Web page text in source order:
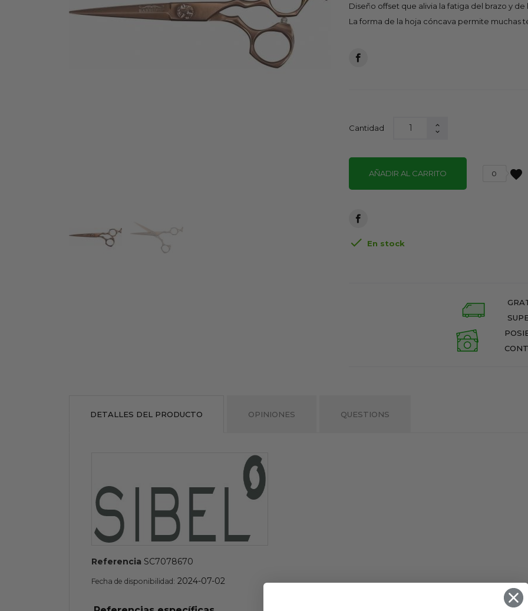
Diseño offset que alivia la fatiga del brazo y de
La forma de la hoja cóncava permite muchas
Cantidad
AÑADIR AL CARRITO favorite
0
 En stock
DETALLES DEL PRODUCTO OPINIONES QUESTIONS
Referencia SC7078670
Fecha de disponibilidad: 2024-07-02